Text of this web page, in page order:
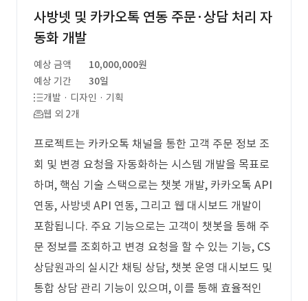
사방넷 및 카카오톡 연동 주문·상담 처리 자
동화 개발
예상 금액
10,000,000원
예상 기간
30일
개발 · 디자인 · 기획
웹 외 2개
프로젝트는 카카오톡 채널을 통한 고객 주문 정보 조
회 및 변경 요청을 자동화하는 시스템 개발을 목표로
하며, 핵심 기술 스택으로는 챗봇 개발, 카카오톡 API
연동, 사방넷 API 연동, 그리고 웹 대시보드 개발이
포함됩니다. 주요 기능으로는 고객이 챗봇을 통해 주
문 정보를 조회하고 변경 요청을 할 수 있는 기능, CS
상담원과의 실시간 채팅 상담, 챗봇 운영 대시보드 및
통합 상담 관리 기능이 있으며, 이를 통해 효율적인